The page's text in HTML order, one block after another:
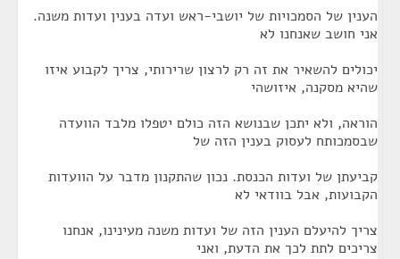
הענין של הסמכויות של יושבי-ראש ועדה בענין ועדות משנה.
אני חושב שאנחנו לא
יכולים להשאיר את זה רק לרצון שרירותי, צריך לקבוע איזו
שהיא מסקנה, איזושהי
הוראה, ולא יתכן שבנושא הזה כולם יטפלו מלבד הוועדה
שבסמכותח לעסוק בענין הזה של
קביעתן של ועדות הכנסת. נכון שהתקנון מדבר על הוועדות
הקבועות, אבל בוודאי לא
צריך להיעלם הענין הזה של ועדות משנה מעינינו, אנחנו
צריכים לתת לכך את הדעת, ואני